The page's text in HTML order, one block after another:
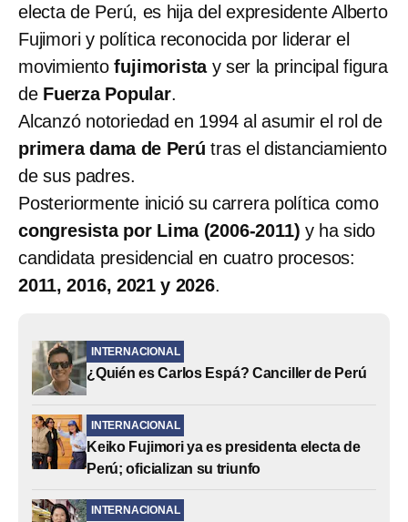
electa de Perú, es hija del expresidente Alberto
Fujimori y política reconocida por liderar el
movimientofujimoristay ser la principal figura
de Fuerza Popular.
Alcanzó notoriedad en 1994 al asumir el rol de
primera dama de Perú tras el distanciamiento
de sus padres.
Posteriormente inició su carrera política como
congresista por Lima (2006-2011) y ha sido
candidata presidencial en cuatro procesos:
2011, 2016, 2021 y 2026.
INTERNACIONAL
¿Quién es Carlos Espá? Canciller de Perú
INTERNACIONAL
Keiko Fujimori ya es presidenta electa de
Perú; oficializan su triunfo
INTERNACIONAL